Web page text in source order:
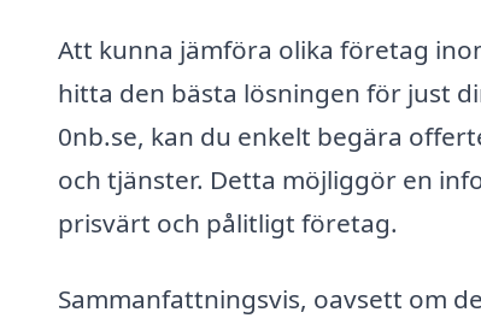
Att kunna jämföra olika företag
hitta den bästa lösningen för just
0nb.se, kan du enkelt begära
och tjänster. Detta möjliggör en
prisvärt och pålitligt företag.
Sammanfattningsvis, oavsett om